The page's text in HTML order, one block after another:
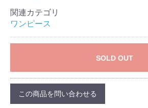
関連カテゴリ
ワンピース
SOLD OUT
この商品を問い合わせる